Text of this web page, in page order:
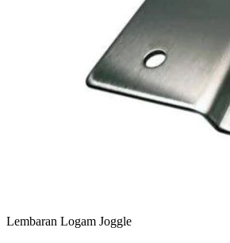
Lembaran Logam Joggle